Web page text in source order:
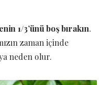
1/3’ünü boş bırakın.
zaman içinde
neden olur.